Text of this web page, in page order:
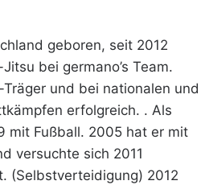
geboren, seit 2012
bei germano’s Team.
und bei nationalen und
erfolgreich. . Als
mit Fußball. 2005 hat er mit
versuchte sich 2011
(Selbstverteidigung) 2012